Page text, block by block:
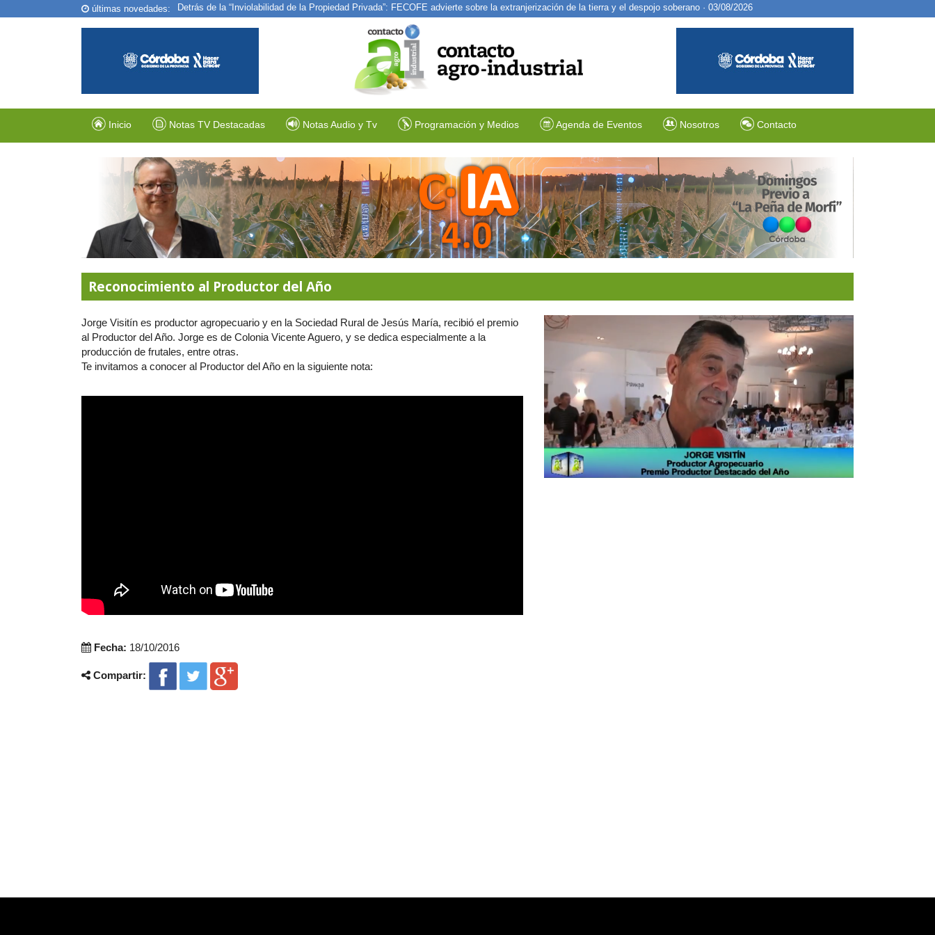
últimas novedades:
Tecnología e innovación: así crece Indupla Río Tercero · 03/08/2026
Inicio Notas TV Destacadas Notas Audio y Tv Programación y Medios Agenda de Eventos Nosotros Contacto
Reconocimiento al Productor del Año
Jorge Visitín es productor agropecuario y en la Sociedad Rural de Jesús María, recibió el premio
al Productor del Año. Jorge es de Colonia Vicente Aguero, y se dedica especialmente a la
producción de frutales, entre otras.
Te invitamos a conocer al Productor del Año en la siguiente nota:
Fecha: 18/10/2016
Compartir: